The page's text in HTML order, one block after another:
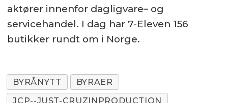
aktører innenfor dagligvare– og
servicehandel. I dag har 7-Eleven 156
butikker rundt om i Norge.
BYRÅNYTT
BYRAER
JCP--JUST-CRUZINPRODUCTION